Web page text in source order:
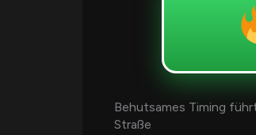
Behutsames Timing
Straße